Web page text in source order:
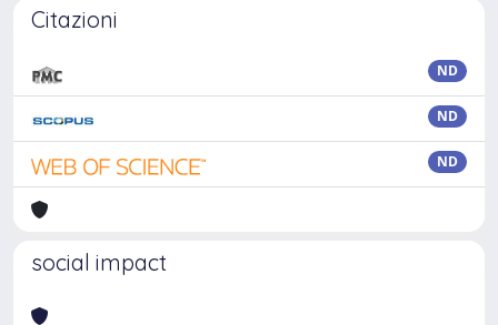
Citazioni
ND
ND
ND
social impact